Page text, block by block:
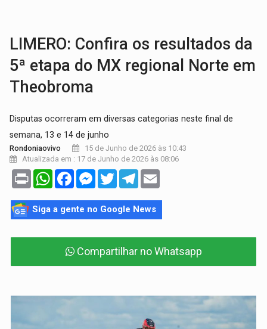
LIMERO: Confira os resultados da
5ª etapa do MX regional Norte em
Theobroma
Disputas ocorreram em diversas categorias neste final de
semana, 13 e 14 de junho
Rondoniaovivo
15 de Junho de 2026 às 10:43
Atualizada em : 17 de Junho de 2026 às 08:06
Print WhatsAppFacebookMessenger
TwitterTelegram
Siga a gente no Google News
Compartilhar no Whatsapp